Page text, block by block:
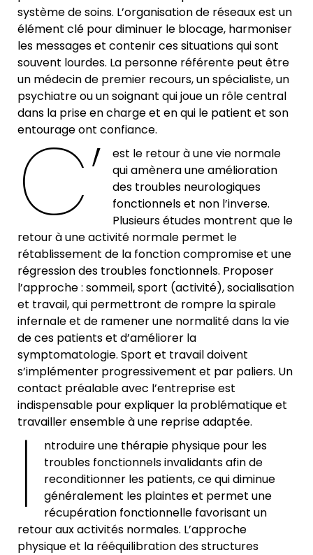
système de soins. L’organisation de réseaux est un
élément clé pour diminuer le blocage, harmoniser
les messages et contenir ces situations qui sont
souvent lourdes. La personne référente peut être
un médecin de premier recours, un spécialiste, un
psychiatre ou un soignant qui joue un rôle central
dans la prise en charge et en qui le patient et son
entourage ont confiance.
C’
est le retour à une vie normale
qui amènera une amélioration
des troubles neurologiques
fonctionnels et non l’inverse.
Plusieurs études montrent que le
retour à une activité normale permet le
rétablissement de la fonction compromise et une
régression des troubles fonctionnels. Proposer
l’approche : sommeil, sport (activité), socialisation
et travail, qui permettront de rompre la spirale
infernale et de ramener une normalité dans la vie
de ces patients et d’améliorer la
symptomatologie. Sport et travail doivent
s’implémenter progressivement et par paliers. Un
contact préalable avec l’entreprise est
indispensable pour expliquer la problématique et
travailler ensemble à une reprise adaptée.
I
ntroduire une thérapie physique pour les
troubles fonctionnels invalidants afin de
reconditionner les patients, ce qui diminue
généralement les plaintes et permet une
récupération fonctionnelle favorisant un
retour aux activités normales. L’approche
physique et la rééquilibration des structures